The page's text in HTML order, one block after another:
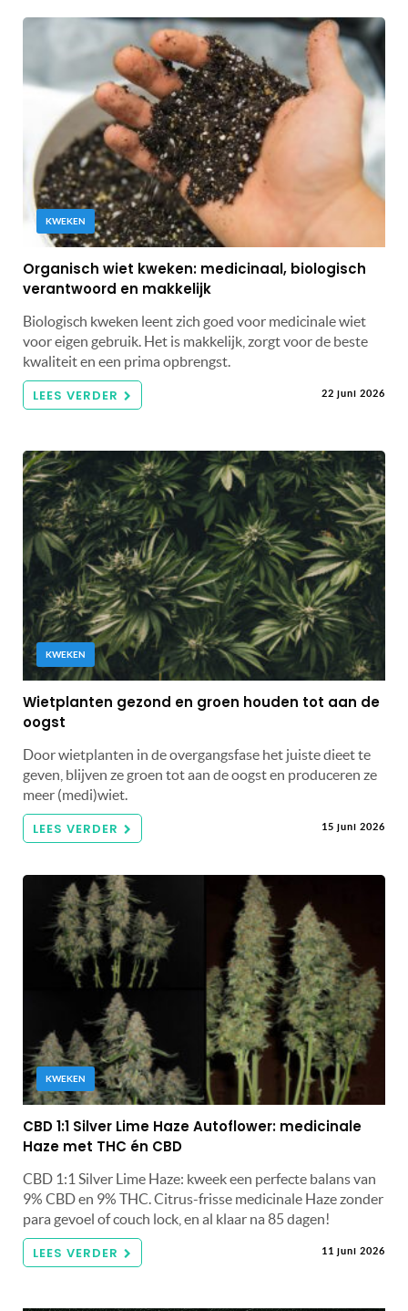
KWEKEN
Organisch wiet kweken: medicinaal, biologisch
verantwoord en makkelijk
Biologisch kweken leent zich goed voor medicinale wiet
voor eigen gebruik. Het is makkelijk, zorgt voor de beste
kwaliteit en een prima opbrengst.
LEES VERDER 22 juni 2026
KWEKEN
Wietplanten gezond en groen houden tot aan de
oogst
Door wietplanten in de overgangsfase het juiste dieet te
geven, blijven ze groen tot aan de oogst en produceren ze
meer (medi)wiet.
LEES VERDER 15 juni 2026
KWEKEN
CBD 1:1 Silver Lime Haze Autoflower: medicinale
Haze met THC én CBD
CBD 1:1 Silver Lime Haze: kweek een perfecte balans van
9% CBD en 9% THC. Citrus-frisse medicinale Haze zonder
para gevoel of couch lock, en al klaar na 85 dagen!
LEES VERDER 11 juni 2026